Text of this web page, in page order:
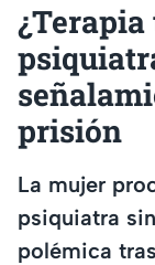
¿Terapia
prisión
La mujer
psiquiatra
polémica